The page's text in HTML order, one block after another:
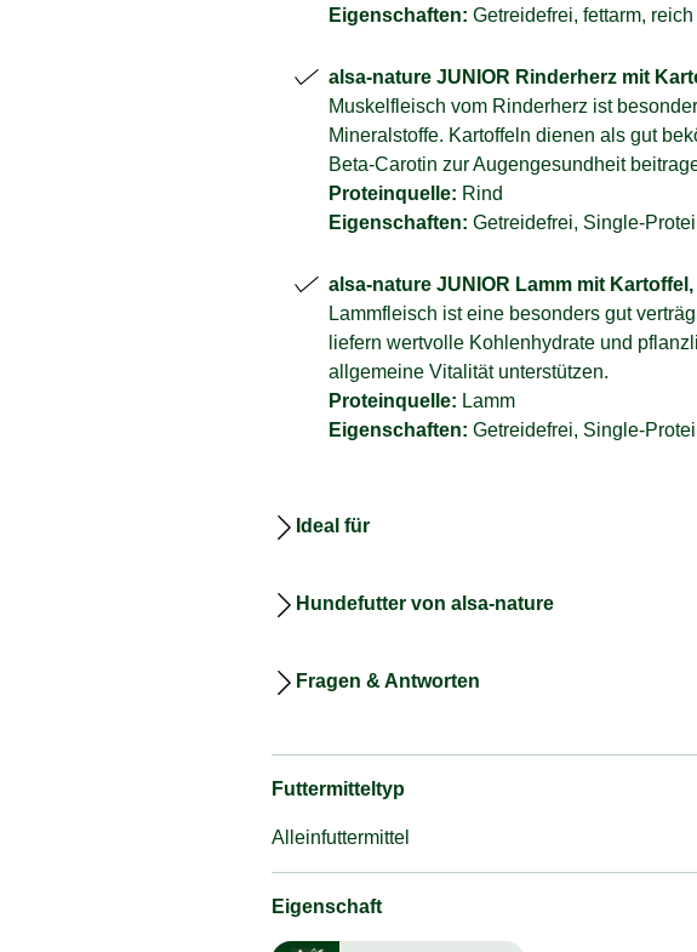
Eigenschaften: Getreidefrei, fettarm,
alsa-nature JUNIOR Rinderherz mit
Muskelfleisch vom Rinderherz ist
Mineralstoffe. Kartoffeln dienen als gut
Beta-Carotin zur Augengesundheit
Proteinquelle: Rind
Eigenschaften: Getreidefrei, Single-
alsa-nature JUNIOR Lamm mit
Lammfleisch ist eine besonders gut
liefern wertvolle Kohlenhydrate und
allgemeine Vitalität unterstützen.
Proteinquelle: Lamm
Eigenschaften: Getreidefrei, Single-
Ideal für
Hundefutter von alsa-nature
Fragen & Antworten
Futtermitteltyp
Alleinfuttermittel
Eigenschaft